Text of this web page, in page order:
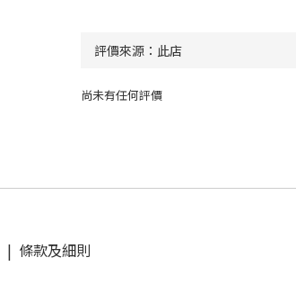
尚未有任何評價
| 條款及細則